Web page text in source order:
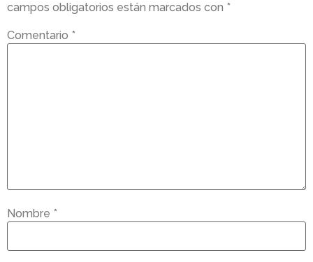
campos obligatorios están marcados con *
Comentario *
Nombre *